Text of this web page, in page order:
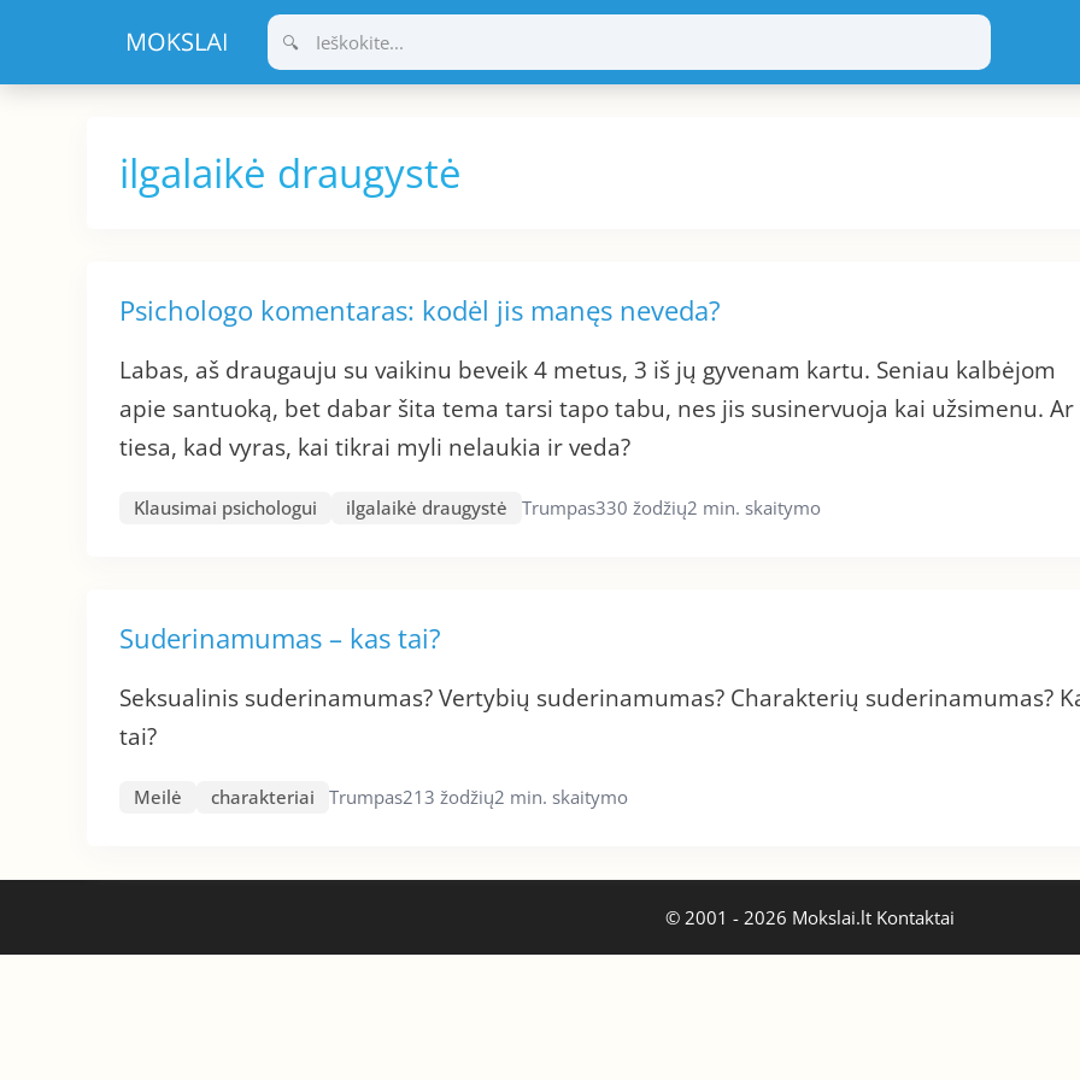
turinio
ilgalaikė draugystė
Psichologo komentaras: kodėl jis manęs neveda?
Labas, aš draugauju su vaikinu beveik 4 metus, 3 iš jų gyvenam kartu. Seniau kalbėjom
apie santuoką, bet dabar šita tema tarsi tapo tabu, nes jis susinervuoja kai užsimenu. Ar
tiesa, kad vyras, kai tikrai myli nelaukia ir veda?
Klausimai psichologui ilgalaikė draugystė Trumpas330 žodžių2 min. skaitymo
Suderinamumas – kas tai?
Seksualinis suderinamumas? Vertybių suderinamumas? Charakterių suderinamumas?
tai?
Meilė charakteriai Trumpas213 žodžių2 min. skaitymo
© 2001 - 2026 Mokslai.lt Kontaktai